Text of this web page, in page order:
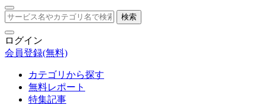
検索
ログイン
会員登録(無料)
カテゴリから探す
無料レポート
特集記事